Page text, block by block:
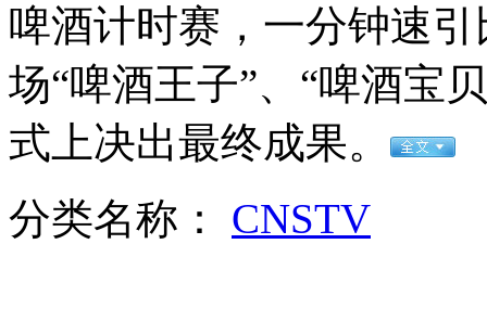
妻子无人让座 丈夫打占座小伙耳光
"月光女神"或成第八名太空游客
山西运城恶犬咬伤多人 警民合力深夜将其击毙
啤酒计时赛，一分钟速
场“啤酒王子”、“啤酒宝
式上决出最终成果。
分类名称： CNSTV